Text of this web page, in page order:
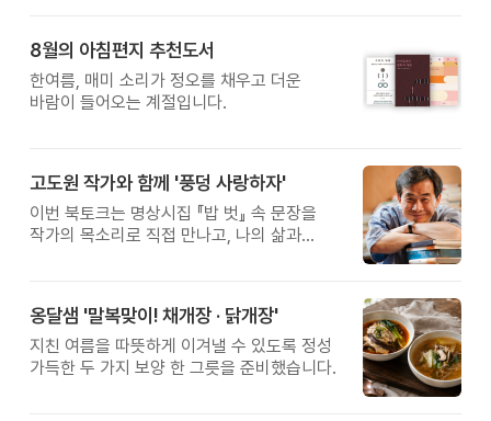
8월의 아침편지 추천도서
한여름, 매미 소리가 정오를 채우고 더운
바람이 들어오는 계절입니다.
고도원 작가와 함께 '풍덩 사랑하자'
이번 북토크는 명상시집 『밥 벗』 속 문장을
작가의 목소리로 직접 만나고, 나의 삶과
옹달샘 '말복맞이! 채개장 · 닭개장'
지친 여름을 따뜻하게 이겨낼 수 있도록 정성
가득한 두 가지 보양 한 그릇을 준비했습니다.